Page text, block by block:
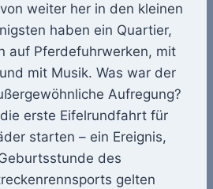
weiter her in den kleinen
haben ein Quartier,
auf Pferdefuhrwerken, mit
mit Musik. Was war der
Aufregung?
erste Eifelrundfahrt für
starten – ein Ereignis,
des
gelten